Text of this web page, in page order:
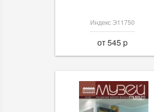
Индекс Э11750
от 545 p